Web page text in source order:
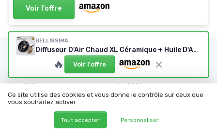
Naturel Technologie céramique et huile d'argan
Voir l'offre
BELLISSIMA
Diffuseur D'Air Chaud XL Céramique + Huile D'Argan
🔥 Voir l'offre
Les articles par date
Janvier 2024
Février 2024
Mars 2024
Mai 2024
Juin 2024
Juillet 2024
Décembre 2024
Ce site utilise des cookies et vous donne le contrôle sur ceux que
vous souhaitez activer
Tout accepter Personnaliser